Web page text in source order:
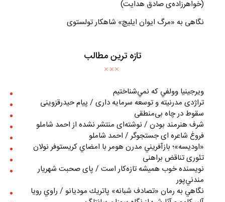
(خواهرزاده‌ی صادق هدايت)
نگاهی به «مرگ ايوان ايليچ» شاهکار تولستوی
تازه ترین مطالب
ويرجينيا وولفي كه نمي‌شناختيم
تراژدی مدرنیته و توسعه سرمایه داری / پیام حیدرقزوینی
سقوط در چاه بی‌منطقی
شرف هنرمند بودن / نوشته‌ای منتشر نشده از احمد شاملو
فروغ شاعره ای جستجوگر / احمد شاملو
«اوديسه»؛ بازآفريني مدرن هومر با امضاي كريستوفر نولان
تئوری تناقض براهنی
نويسنده خوب هميشه تازه‌كار است / پای صحبت شهريار
مندني‌پور
نگاهي به رمان «تصادف شبانه» پاتريك موديانو / راوي رويا